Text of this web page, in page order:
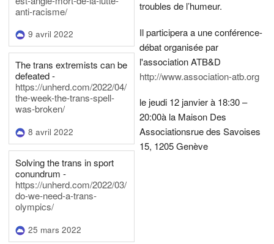
anti-racisme/
9 avril 2022
The trans extremists can be
defeated -
https://unherd.com/2022/04/
the-week-the-trans-spell-
was-broken/
8 avril 2022
Solving the trans in sport
conundrum -
https://unherd.com/2022/03/
do-we-need-a-trans-
olympics/
25 mars 2022
troubles de l’humeur.
Il participera a une conférence-
débat organisée par
l'association ATB&D
http://www.association-atb.org
le jeudi 12 janvier à 18:30 –
20:00à la Maison Des
Associationsrue des Savoises
15, 1205 Genève